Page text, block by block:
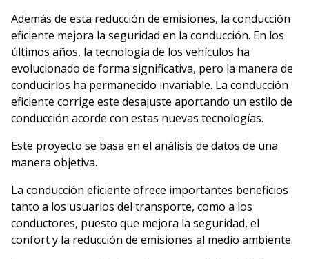
Además de esta reducción de emisiones, la conducción
eficiente mejora la seguridad en la conducción. En los
últimos años, la tecnología de los vehículos ha
evolucionado de forma significativa, pero la manera de
conducirlos ha permanecido invariable. La conducción
eficiente corrige este desajuste aportando un estilo de
conducción acorde con estas nuevas tecnologías.
Este proyecto se basa en el análisis de datos de una
manera objetiva.
La conducción eficiente ofrece importantes beneficios
tanto a los usuarios del transporte, como a los
conductores, puesto que mejora la seguridad, el
confort y la reducción de emisiones al medio ambiente.